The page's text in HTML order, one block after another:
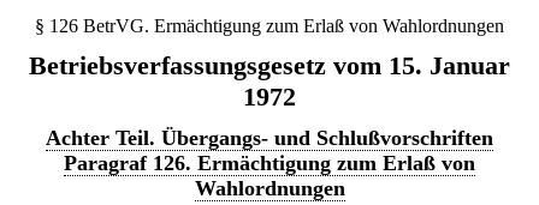
§ 126 BetrVG. Ermächtigung zum Erlaß von Wahlordnungen
Betriebsverfassungsgesetz vom 15. Januar
1972
Achter Teil. Übergangs- und Schlußvorschriften
Paragraf 126. Ermächtigung zum Erlaß von
Wahlordnungen